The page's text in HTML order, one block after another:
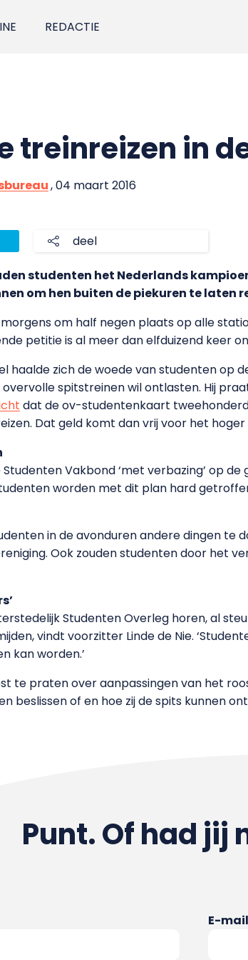
REDACTIE
treinreizen in
, 04 maart 2016
deel
studenten het Nederlands
om hen buiten de piekuren te laten
morgens om half negen plaats op alle
petitie is al meer dan elfduizend keer
haalde zich de woede van studenten op
overvolle spitstreinen wil ontlasten. Hij
dat de ov-studentenkaart
Dat geld komt dan vrij voor het hoger
Vakbond ‘met verbazing’ op
worden met dit plan hard
in de avonduren andere dingen te
Ook zouden studenten door het
Studenten Overleg horen, al
vindt voorzitter Linde de Nie.
kan worden.’
te praten over aanpassingen van het
beslissen of en hoe zij de spits kunnen
Punt. Of had jij
E-mail